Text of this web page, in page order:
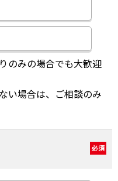
のみの場合でも大歓迎
い場合は、ご相談のみ
必須